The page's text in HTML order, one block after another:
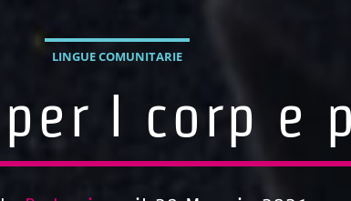
LINGUE COMUNITARIE
l corp e